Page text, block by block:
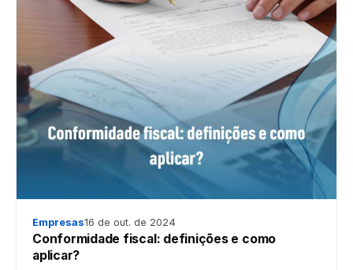
Empresas16 de out. de 2024
Conformidade fiscal: definições e como
aplicar?